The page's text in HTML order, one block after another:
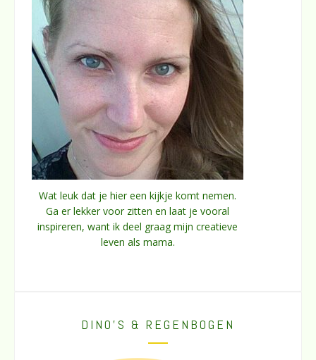
Wat leuk dat je hier een kijkje komt nemen.
Ga er lekker voor zitten en laat je vooral
inspireren, want ik deel graag mijn creatieve
leven als mama.
DINO’S & REGENBOGEN